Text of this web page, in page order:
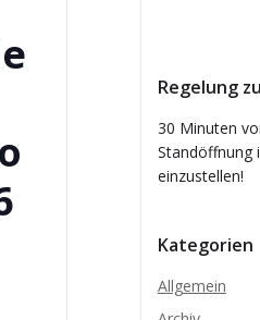
Regelung
30 Minuten
Standöffnung
einzustellen!
Kategorien
Allgemein